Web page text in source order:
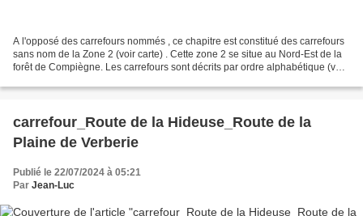
A l'opposé des carrefours nommés , ce chapitre est constitué des carrefours
sans nom de la Zone 2 (voir carte) . Cette zone 2 se situe au Nord-Est de la
forêt de Compiègne. Les carrefours sont décrits par ordre alphabétique (voir
carrefour_Route de la Hideuse_Route de la
Plaine de Verberie
Publié le 22/07/2024 à 05:21
Par Jean-Luc